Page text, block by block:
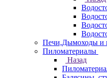
Печи,Дымоходы и
Пиломатериалы
Назад